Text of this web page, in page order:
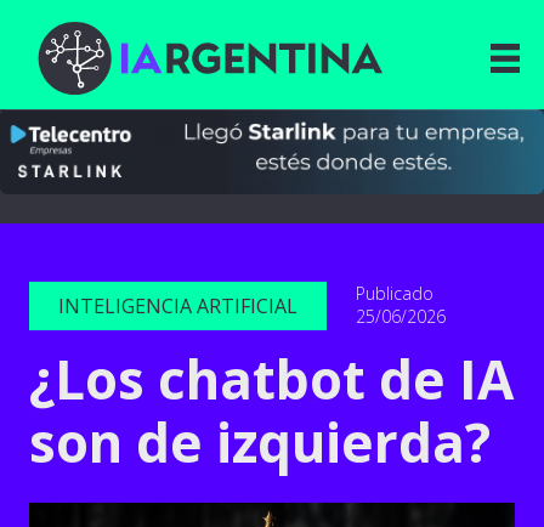
INTELIGENCIA ARTIFICIAL
Publicado
25/06/2026
¿Los chatbot de IA
son de izquierda?